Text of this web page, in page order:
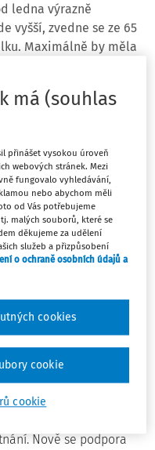
ledna výrazně
vyšší, zvedne se ze 65
Maximálně by měla
sami změnit místo a ze
podpora už nebude
na 80 procent české
takzvanou
změn je rozhýbat český
změny místa a
dál i usnadnit
pracovníků.
lidé, kteří mění
si nový post najdou
o 12 procent. O osm
na pozici z
Nově se podpora
má (souhlas
přinášet vysokou úroveň
webových stránek. Mezi
fungovalo vyhledávání,
nebo abychom měli
od Vás potřebujeme
malých souborů, které se
děkujeme za udělení
služeb a přizpůsobení
o ochraně osobních údajů a
cookie
cookies
cookie